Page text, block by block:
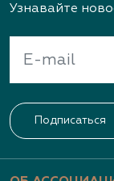
Узнавайте
Подписаться